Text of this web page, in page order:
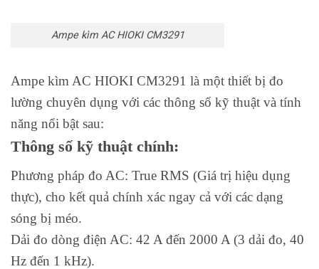
Ampe kìm AC HIOKI CM3291
Ampe kìm AC HIOKI CM3291 là một thiết bị đo
lường chuyên dụng với các thông số kỹ thuật và tính
năng nổi bật sau:
Thông số kỹ thuật chính:
Phương pháp đo AC: True RMS (Giá trị hiệu dụng
thực), cho kết quả chính xác ngay cả với các dạng
sóng bị méo.
Dải đo dòng điện AC: 42 A đến 2000 A (3 dải đo, 40
Hz đến 1 kHz).